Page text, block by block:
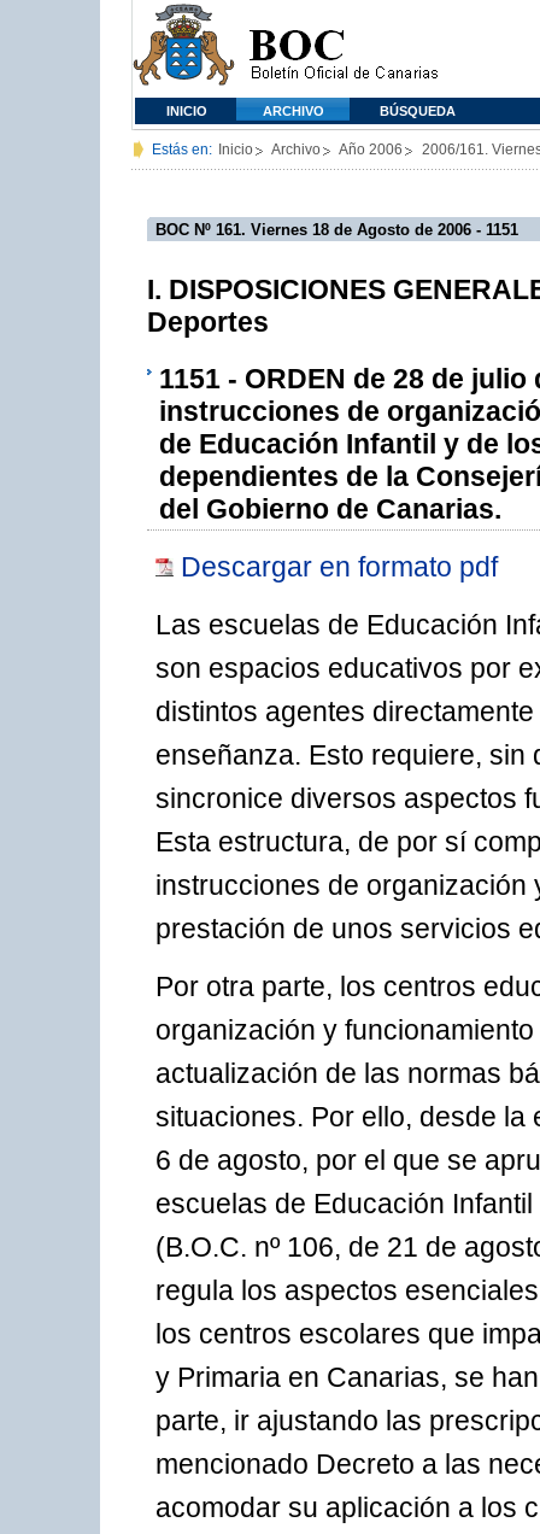
INICIO ARCHIVO BÚSQUEDA
Estás en: Inicio Archivo Año 2006 2006/161.
BOC Nº 161. Viernes 18 de Agosto de 2006 - 1151
I. DISPOSICIONES
Deportes
1151 - ORDEN de 28 de
instrucciones de
de Educación Infantil y de
dependientes de la
del Gobierno de Canarias.
Descargar en formato pdf
Las escuelas de Educación
son espacios educativos por
distintos agentes
enseñanza. Esto requiere,
sincronice diversos aspectos
Esta estructura, de por sí
instrucciones de organización
prestación de unos servicios
Por otra parte, los centros
organización y
actualización de las normas
situaciones. Por ello, desde
6 de agosto, por el que se
escuelas de Educación
(B.O.C. nº 106, de 21 de
regula los aspectos
los centros escolares que
y Primaria en Canarias, se
parte, ir ajustando las
mencionado Decreto a las
acomodar su aplicación a los